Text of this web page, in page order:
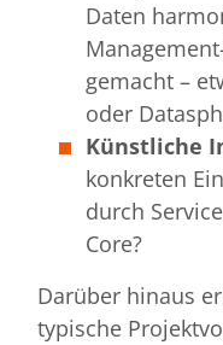
Daten
gemacht –
oder
Künstliche
konkreten
durch
Core?
Darüber hinaus
typische